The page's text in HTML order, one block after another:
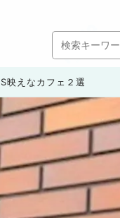
映えなカフェ２選